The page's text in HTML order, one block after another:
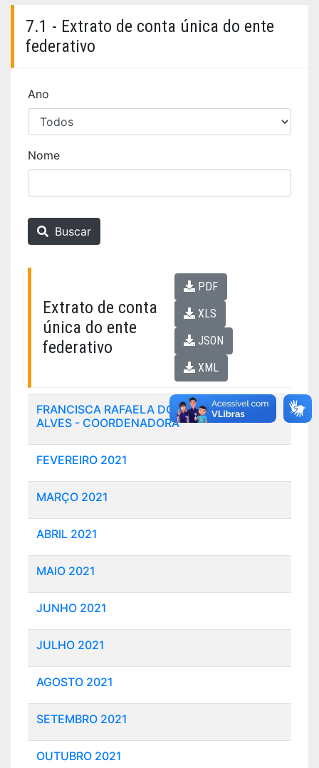
7.1 - Extrato de conta única do ente
federativo
Ano
Nome
Buscar
Extrato de conta
única do ente
federativo
PDF
XLS
JSON
XML
FRANCISCA RAFAELA DO LIVRAMENTO
ALVES - COORDENADORA
FEVEREIRO 2021
MARÇO 2021
ABRIL 2021
MAIO 2021
JUNHO 2021
JULHO 2021
AGOSTO 2021
SETEMBRO 2021
OUTUBRO 2021